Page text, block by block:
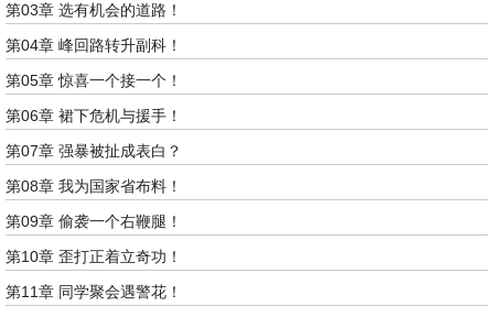
第03章 选有机会的道路！
第04章 峰回路转升副科！
第05章 惊喜一个接一个！
第06章 裙下危机与援手！
第07章 强暴被扯成表白？
第08章 我为国家省布料！
第09章 偷袭一个右鞭腿！
第10章 歪打正着立奇功！
第11章 同学聚会遇警花！